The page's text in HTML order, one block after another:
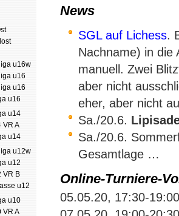
u16w
u16
u16
u16
u14
VR A
u14
u12w
u12
VR B
u12
u10
VR A
News
SGL auf Lichess.
Nachname) in die
manuell. Zwei
aber nicht
eher, aber nicht
Sa./20.6.
Sa./20.6.
Gesamtlage …
Online-Turniere-
05.05.20, 17:30-